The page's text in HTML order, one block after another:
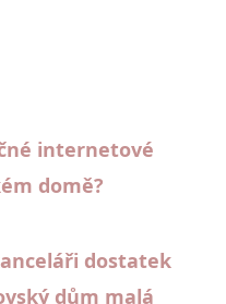
internetové
domě?
dostatek
dům malá